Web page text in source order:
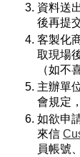
資料送
後再提交
客製化
取現場
（如不
主辦單
會規定
如欲申
來信
員帳號